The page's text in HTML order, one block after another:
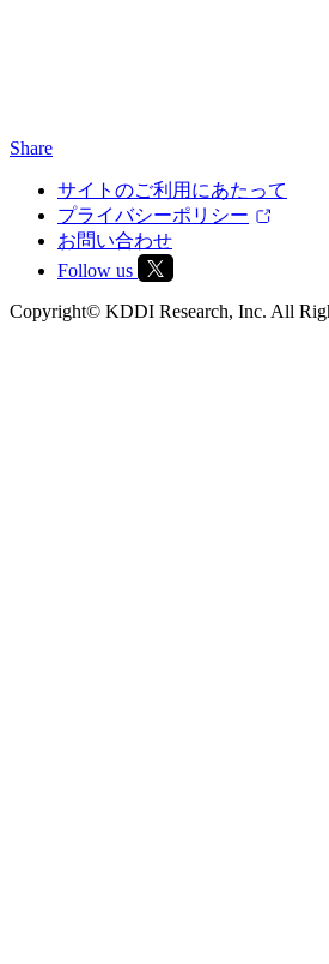
Share
サイトのご利用にあたって
プライバシーポリシー
お問い合わせ
Follow us
Copyright© KDDI Research, Inc. All